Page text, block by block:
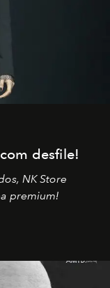
desfile!
NK Store
premium!